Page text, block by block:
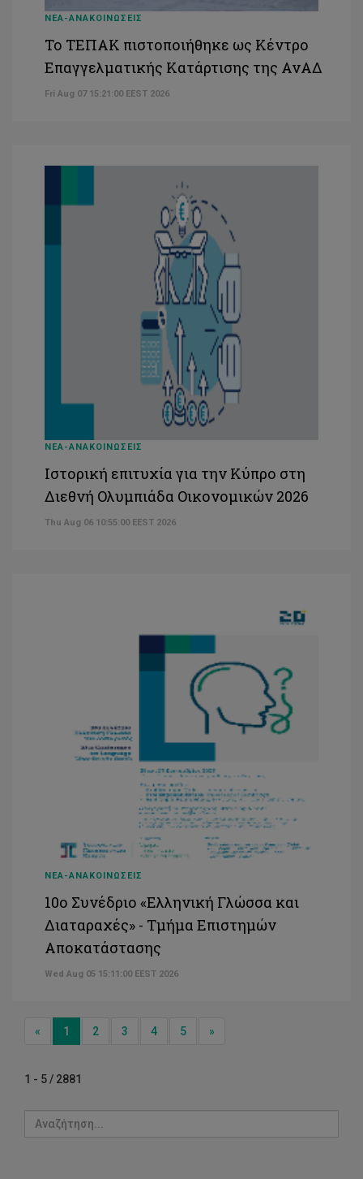
ΝΕΑ-ΑΝΑΚΟΙΝΩΣΕΙΣ
Το ΤΕΠΑΚ πιστοποιήθηκε ως Κέντρο
Επαγγελματικής Κατάρτισης της ΑνΑΔ
Fri Aug 07 15:21:00 EEST 2026
ΝΕΑ-ΑΝΑΚΟΙΝΩΣΕΙΣ
Ιστορική επιτυχία για την Κύπρο στη
Διεθνή Ολυμπιάδα Οικονομικών 2026
Thu Aug 06 10:55:00 EEST 2026
ΝΕΑ-ΑΝΑΚΟΙΝΩΣΕΙΣ
10ο Συνέδριο «Ελληνική Γλώσσα και
Διαταραχές» - Τμήμα Επιστημών
Αποκατάστασης
Wed Aug 05 15:11:00 EEST 2026
« Previous
1 2 3 4 5 »
1 - 5 / 2881